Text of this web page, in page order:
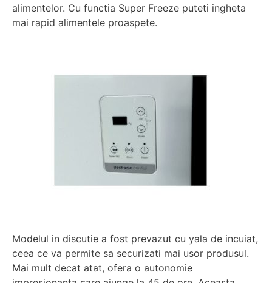
alimentelor. Cu functia Super Freeze puteti ingheta
mai rapid alimentele proaspete.
Modelul in discutie a fost prevazut cu yala de incuiat,
ceea ce va permite sa securizati mai usor produsul.
Mai mult decat atat, ofera o autonomie